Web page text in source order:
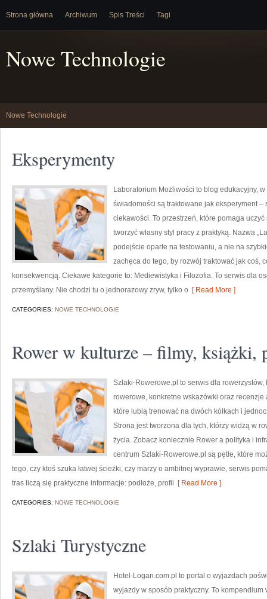
Strona główna Archiwum Spis Treści Tagi
Nowe Technologie
Nowe Technologie
Eksperymenty
Laboratorium Możliwości to blog edukacyjny,
świadomości są traktowane jak eksperyment –
ciekawości. To przestrzeń, które pomaga
tworzyć własny styl pracy z praktyką. Nazwa
podejście oparte na testowaniu, a nie na
zachęca do tego, by rozwój traktować jak coś,
konsekwencją. Ciekawe kategorie to: Mediewistyka i Filozofia. To serwis dla
przemyślany. Nie chodzi tu o jednorazowy zryw, tylko o [ Read More ]
CATEGORIES: NOWE TECHNOLOGIE
Rower w kulturze – filmy, książki,
Szlaki-Rowerowe.pl to serwis dla rowerzystów,
rowerowe, konkretne wskazówki oraz
które lubią trenować na dwóch kółkach i
Strona jest tworzona dla tych, którzy widzą w
życia. Zobacz koniecznie Rower a polityka i
centrum Szlaki-Rowerowe.pl są pętle, które
tego, czy ktoś szuka łatwej ścieżki, czy marzy o ambitnej wyprawie, serwis
tras liczą się praktyczne informacje: podłoże, profil
[ Read More ]
CATEGORIES: NOWE TECHNOLOGIE
Szlaki Turystyczne
Hotel-Logan.com.pl to portal o wyjazdach
wyjazdy w sposób praktyczny. To